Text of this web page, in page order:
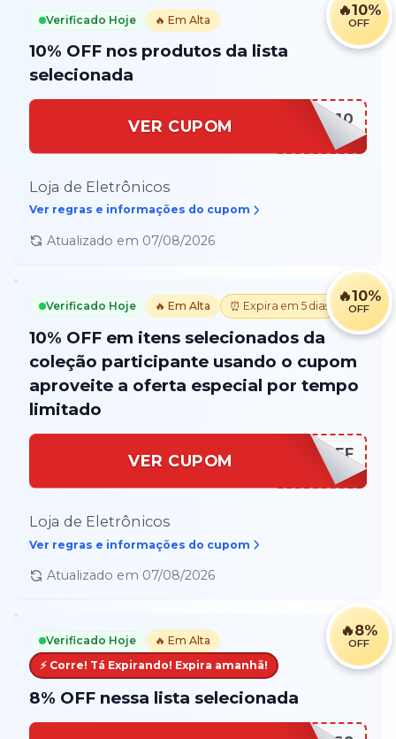
🔥10%
OFF
Verificado Hoje 🔥 Em Alta
10% OFF nos produtos da lista
selecionada
VER CUPOM PAIS10
Loja de Eletrônicos
Ver regras e informações do cupom
Atualizado em 07/08/2026
🔥10%
OFF
Verificado Hoje 🔥 Em Alta ⏰ Expira em 5 dias
10% OFF em itens selecionados da
coleção participante usando o cupom
aproveite a oferta especial por tempo
limitado
VER CUPOM DEZOFF
Loja de Eletrônicos
Ver regras e informações do cupom
Atualizado em 07/08/2026
🔥8%
OFF
Verificado Hoje
🔥 Em Alta
⚡ Corre! Tá Expirando! Expira amanhã!
8% OFF nessa lista selecionada